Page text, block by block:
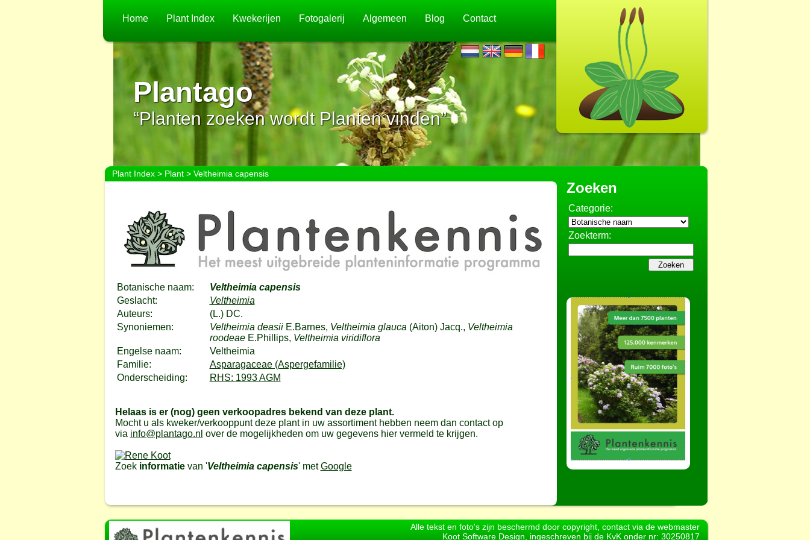
Home Plant Index Kwekerijen Fotogalerij Algemeen Blog Contact
Plantago
“Planten zoeken wordt Planten vinden”
Plant Index> Plant> Veltheimia capensis
Botanische naam:
Veltheimia capensis
Geslacht:
Veltheimia
Auteurs:
(L.) DC.
Synoniemen:
Veltheimia deasiiE.Barnes, Veltheimia glauca (Aiton) Jacq., Veltheimia
roodeaeE.Phillips, Veltheimia viridiflora
Engelse naam:
Veltheimia
Familie:
Asparagaceae (Aspergefamilie)
Onderscheiding:
RHS: 1993 AGM
Helaas is er (nog) geen verkoopadres bekend van deze plant.
Mocht u als kweker/verkooppunt deze plant in uw assortiment hebben neem dan contact op
via info@plantago.nl over de mogelijkheden om uw gegevens hier vermeld te krijgen.
Zoek informatievan 'Veltheimia capensis' metGoogle
Zoeken
Categorie:
Zoekterm:
Alle tekst en foto's zijn beschermd door copyright, contact via de webmaster
Koot Software Design, ingeschreven bij de KvK onder nr: 30250817